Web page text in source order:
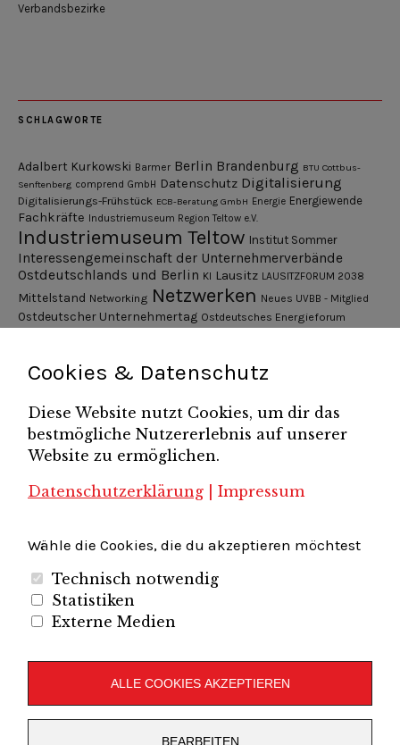
Verbandsbezirke
SCHLAGWORTE
Adalbert Kurkowski Barmer Berlin Brandenburg BTU Cottbus-
Senftenberg comprend GmbH Datenschutz Digitalisierung
Digitalisierungs-Frühstück ECB-Beratung GmbH Energie Energiewende
Fachkräfte Industriemuseum Region Teltow e.V.
Industriemuseum Teltow Institut Sommer
Interessengemeinschaft der Unternehmerverbände
Ostdeutschlands und Berlin KI Lausitz LAUSITZFORUM 2038
Mittelstand Networking Netzwerken Neues UVBB - Mitglied
Ostdeutscher Unternehmertag Ostdeutsches Energieforum
Pressemitteilung
Unternehmerfrühstück
Unternehmerverband
Brandenburg-Berlin e.V.
Unternehmerverband Sachsen e.V. Unternehmervereinigung Uckermark
Unternehmervereinigung Uckermark e.V.
Wirtschaftshof Spandau e.V. Volkswirtschaftlicher Dialog
Unternehmerverband Brandenburg-Berlin e.V.
Folgen Sie uns auf
LinkedInInstagram
Slideshare
Youtube
Cookies & Datenschutz
Diese Website nutzt Cookies, um dir das
bestmögliche Nutzererlebnis auf unserer
Website zu ermöglichen.
Datenschutzerklärung
Impressum
Wähle die Cookies, die du akzeptieren möchtest
Technisch notwendig
Statistiken
Externe Medien
ALLE COOKIES AKZEPTIEREN
BEARBEITEN